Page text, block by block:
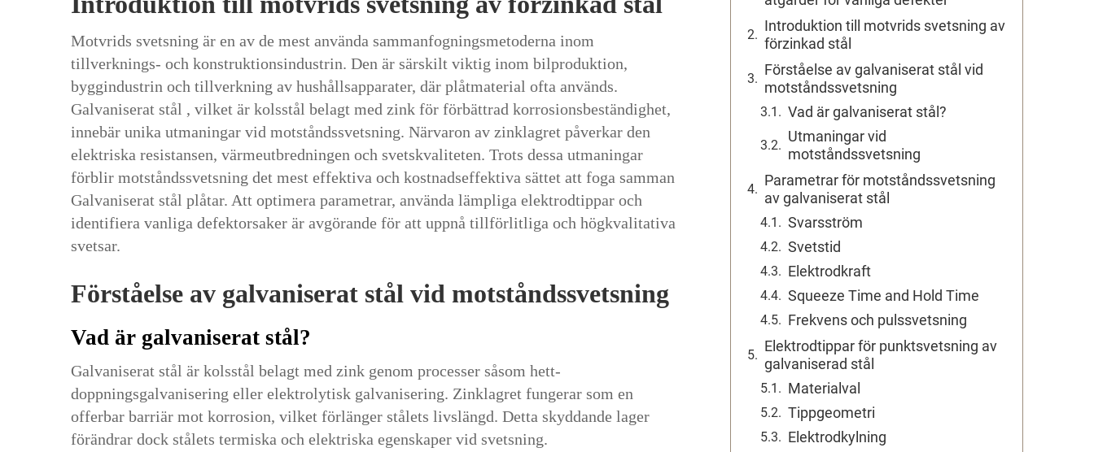
Motvrids svetsning är en av de mest använda sammanfogningsmetoderna inom
tillverknings- och konstruktionsindustrin. Den är särskilt viktig inom bilproduktion,
byggindustrin och tillverkning av hushållsapparater, där plåtmaterial ofta används.
Galvaniserat stål , vilket är kolsstål belagt med zink för förbättrad korrosionsbeständighet,
innebär unika utmaningar vid motståndssvetsning. Närvaron av zinklagret påverkar den
elektriska resistansen, värmeutbredningen och svetskvaliteten. Trots dessa utmaningar
förblir motståndssvetsning det mest effektiva och kostnadseffektiva sättet att foga samman
Galvaniserat stål plåtar. Att optimera parametrar, använda lämpliga elektrodtippar och
identifiera vanliga defektorsaker är avgörande för att uppnå tillförlitliga och högkvalitativa
svetsar.
Förståelse av galvaniserat stål vid motståndssvetsning
Vad är galvaniserat stål?
Galvaniserat stål är kolsstål belagt med zink genom processer såsom hett-
doppningsgalvanisering eller elektrolytisk galvanisering. Zinklagret fungerar som en
offerbar barriär mot korrosion, vilket förlänger stålets livslängd. Detta skyddande lager
förändrar dock stålets termiska och elektriska egenskaper vid svetsning.
Introduktion till motvrids svetsning av
förzinkad stål
Förståelse av galvaniserat stål vid
motståndssvetsning
Vad är galvaniserat stål?
Utmaningar vid
motståndssvetsning
Parametrar för motståndssvetsning
av galvaniserat stål
Svarsström
Svetstid
Elektrodkraft
Squeeze Time and Hold Time
Frekvens och pulssvetsning
Elektrodtippar för punktsvetsning av
galvaniserad stål
Materialval
Tippgeometri
Elektrodkylning